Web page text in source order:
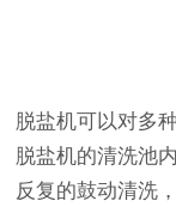
脱盐机可以对多
脱盐机的清洗池
反复的鼓动清洗